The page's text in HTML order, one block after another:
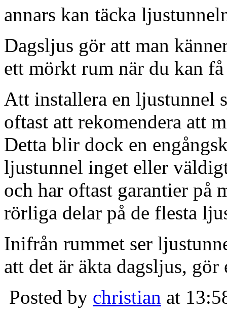
annars kan täcka
Dagsljus gör att man
ett mörkt rum när du kan
Att installera en ljustunnel
oftast att rekomendera att
Detta blir dock en
ljustunnel inget eller
och har oftast garantier på
rörliga delar på de flesta
Inifrån rummet ser
att det är äkta dagsljus,
Posted by christian at